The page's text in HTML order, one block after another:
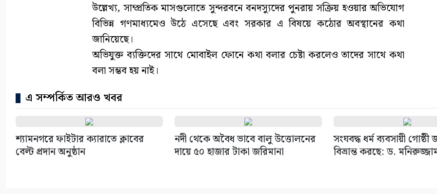
উল্লেখ্য, সাম্প্রতিক মাসগুলোতে সুন্দরবনে বনদস্যুদের পুনরায় সক্রিয় হওয়ার অভিযোগ
বিভিন্ন গণমাধ্যমেও উঠে এসেছে এবং সরকার এ বিষয়ে কঠোর অবস্থানের কথা
জানিয়েছে।
অভিযুক্ত ব্যক্তিদের সাথে মোবাইল ফোনে কথা বলার চেষ্টা করলেও তাদের সাথে কথা
বলা সম্ভব হয় নাই।
এ সম্পর্কিত আরও খবর
শ্যামনগরে ফাইটার ক্যারাতে ক্লাবের
বেল্ট প্রদান অনুষ্ঠান
নদী থেকে অবৈধ ভাবে বালু উত্তোলনের
দায়ে ৫০ হাজার টাকা জরিমানা
সংঘবদ্ধ ধর্ম ব্যবসায়ী গোষ্ঠী
বিভ্রান্ত করছে: ড.